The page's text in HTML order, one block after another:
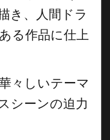
き、人間ドラ
る作品に仕上
々しいテーマ
シーンの迫力